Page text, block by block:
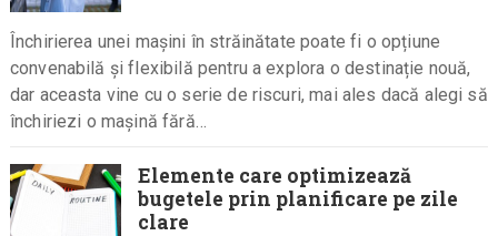
Închirierea unei mașini în străinătate poate fi o opțiune
convenabilă și flexibilă pentru a explora o destinație nouă,
dar aceasta vine cu o serie de riscuri, mai ales dacă alegi să
închiriezi o mașină fără…
Elemente care optimizează
bugetele prin planificare pe zile
clare